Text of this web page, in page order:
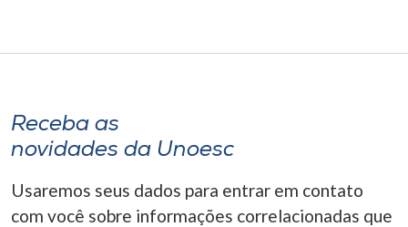
A-
Receba as
novidades da Unoesc
Usaremos seus dados para entrar em contato
com você sobre informações correlacionadas que